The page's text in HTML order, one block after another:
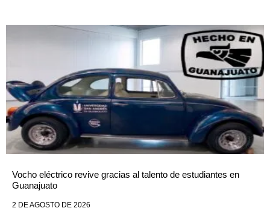
Vocho eléctrico revive gracias al talento de estudiantes en
Guanajuato
2 DE AGOSTO DE 2026